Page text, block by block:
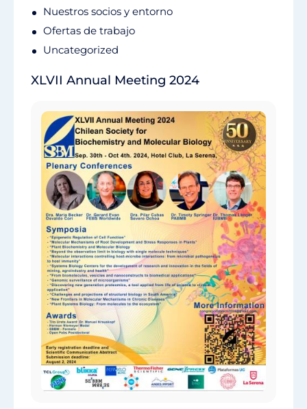
Nuestros socios y entorno
Ofertas de trabajo
Uncategorized
XLVII Annual Meeting 2024